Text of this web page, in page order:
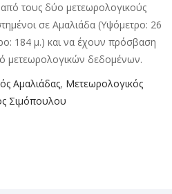
από τους δύο μετεωρολογικούς
σε Αμαλιάδα (Υψόμετρο: 26
184 μ.) και να έχουν πρόσβαση
μετεωρολογικών δεδομένων.
Αμαλιάδας, Μετεωρολογικός
Σιμόπουλου